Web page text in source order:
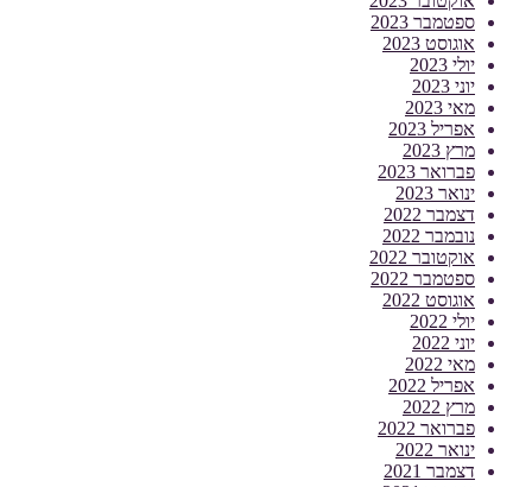
ספטמבר 2023
אוגוסט 2023
יולי 2023
יוני 2023
מאי 2023
אפריל 2023
מרץ 2023
פברואר 2023
ינואר 2023
דצמבר 2022
נובמבר 2022
אוקטובר 2022
ספטמבר 2022
אוגוסט 2022
יולי 2022
יוני 2022
מאי 2022
אפריל 2022
מרץ 2022
פברואר 2022
ינואר 2022
דצמבר 2021